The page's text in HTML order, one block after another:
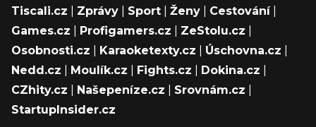
Tiscali.cz Zprávy Sport Ženy Cestování|
Games.cz
Profigamers.cz ZeStolu.cz
Osobnosti.cz
Karaoketexty.cz Úschovna.cz
Nedd.cz
Moulík.cz Fights.cz Dokina.cz
CZhity.cz
Našepeníze.cz Srovnám.cz
StartupInsider.cz